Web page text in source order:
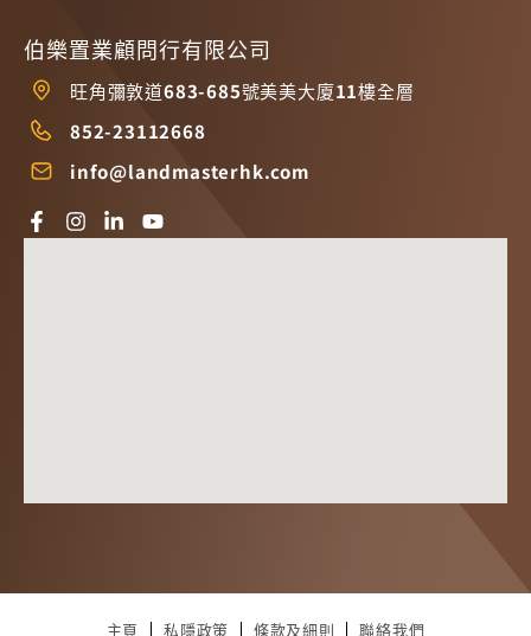
伯樂置業顧問行有限公司
旺角彌敦道683-685號美美大廈11樓全層
852-23112668
info@landmasterhk.com
主頁 私隱政策 條款及細則 聯絡我們